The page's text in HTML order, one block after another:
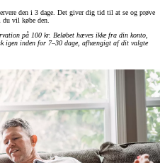
den i 3 dage. Det giver dig tid til at se og prøve
du vil købe den.
på 100 kr. Beløbet hæves ikke fra din konto,
igen inden for 7–30 dage, afhængigt af dit valgte